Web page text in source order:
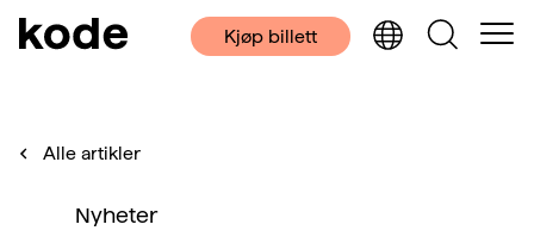
Kjøp billett
Alle artikler
Nyheter